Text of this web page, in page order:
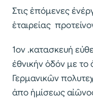
Στις ἑπόμενες
ἑταιρείας
1ον .κατασκευή
ἐθνικήν ὁδόν με
Γερμανικῶν
ἀπο ἡμίσεως